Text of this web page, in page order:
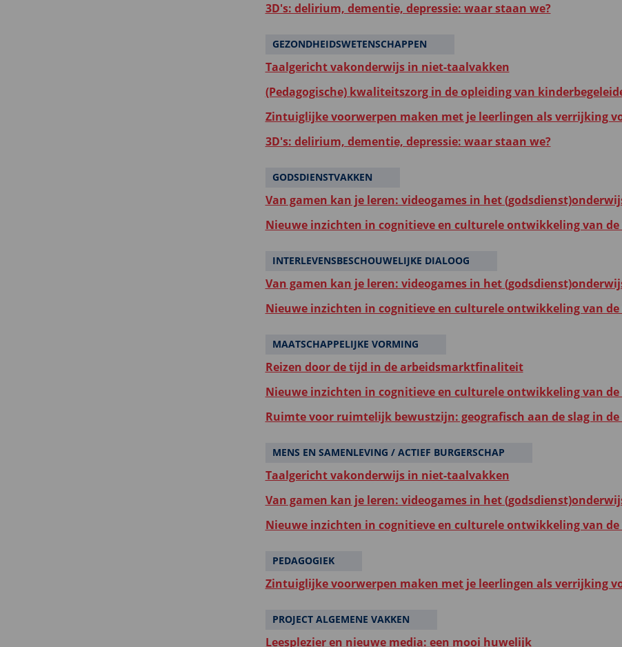
3D's: delirium, dementie, depressie: waar staan we?
GEZONDHEIDSWETENSCHAPPEN
Taalgericht vakonderwijs in niet-taalvakken
(Pedagogische) kwaliteitszorg in de opleiding van
Zintuiglijke voorwerpen maken met je leerlingen als verrijking
3D's: delirium, dementie, depressie: waar staan we?
GODSDIENSTVAKKEN
Van gamen kan je leren: videogames in het
Nieuwe inzichten in cognitieve en culturele ontwikkeling van de
INTERLEVENSBESCHOUWELIJKE DIALOOG
Van gamen kan je leren: videogames in het
Nieuwe inzichten in cognitieve en culturele ontwikkeling van de
MAATSCHAPPELIJKE VORMING
Reizen door de tijd in de arbeidsmarktfinaliteit
Nieuwe inzichten in cognitieve en culturele ontwikkeling van de
Ruimte voor ruimtelijk bewustzijn: geografisch aan de slag in
MENS EN SAMENLEVING / ACTIEF BURGERSCHAP
Taalgericht vakonderwijs in niet-taalvakken
Van gamen kan je leren: videogames in het
Nieuwe inzichten in cognitieve en culturele ontwikkeling van de
PEDAGOGIEK
Zintuiglijke voorwerpen maken met je leerlingen als verrijking
PROJECT ALGEMENE VAKKEN
Leesplezier en nieuwe media: een mooi huwelijk